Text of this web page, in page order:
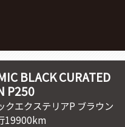
BLACK CURATED
P250
クエクステリアP ブラウン
19900km